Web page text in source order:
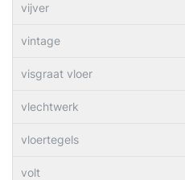
vijver
vintage
visgraat vloer
vlechtwerk
vloertegels
volt